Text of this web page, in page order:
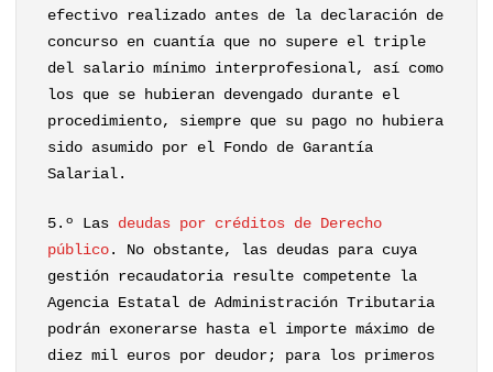
efectivo realizado antes de la declaración de
concurso en cuantía que no supere el triple
del salario mínimo interprofesional, así como
los que se hubieran devengado durante el
procedimiento, siempre que su pago no hubiera
sido asumido por el Fondo de Garantía
Salarial.
5.º Las deudas por créditos de Derecho
público. No obstante, las deudas para cuya
gestión recaudatoria resulte competente la
Agencia Estatal de Administración Tributaria
podrán exonerarse hasta el importe máximo de
diez mil euros por deudor; para los primeros